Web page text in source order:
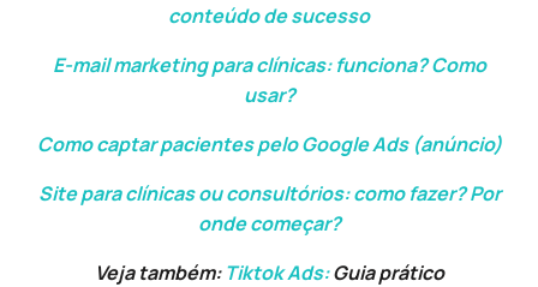
conteúdo de sucesso
E-mail marketing para clínicas: funciona? Como
usar?
Como captar pacientes pelo Google Ads (anúncio)
Site para clínicas ou consultórios: como fazer? Por
onde começar?
Veja também:Tiktok Ads:Guia prático